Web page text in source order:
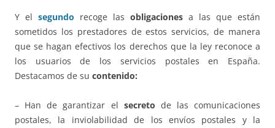
Y el segundo recoge las obligaciones a las que están
sometidos los prestadores de estos servicios, de manera
que se hagan efectivos los derechos que la ley reconoce a
los usuarios de los servicios postales en España.
Destacamos de su contenido:
– Han de garantizar el secreto de las comunicaciones
postales, la inviolabilidad de los envíos postales y la